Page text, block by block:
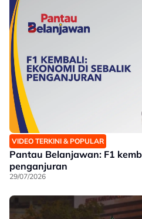
VIDEO TERKINI & POPULAR
Pantau Belanjawan: F1
penganjuran
29/07/2026